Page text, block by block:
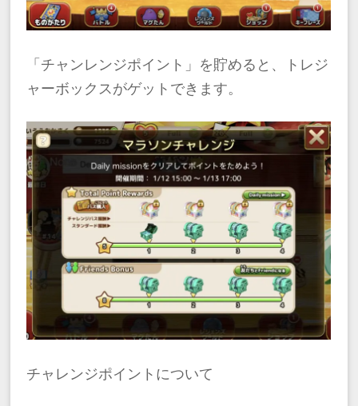
「チャンレンジポイント」を貯めると、トレジ
ャーボックスがゲットできます。
チャレンジポイントについて